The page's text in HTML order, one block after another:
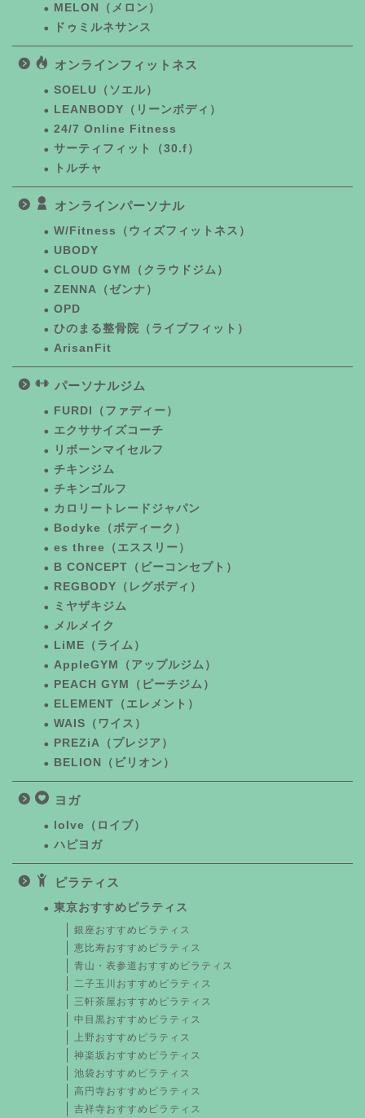
MELON（メロン）
ドゥミルネサンス
オンラインフィットネス
SOELU（ソエル）
LEANBODY（リーンボディ）
24/7 Online Fitness
サーティフィット（30.f）
トルチャ
オンラインパーソナル
W/Fitness（ウィズフィットネス）
UBODY
CLOUD GYM（クラウドジム）
ZENNA（ゼンナ）
OPD
ひのまる整骨院（ライブフィット）
ArisanFit
パーソナルジム
FURDI（ファディー）
エクササイズコーチ
リボーンマイセルフ
チキンジム
チキンゴルフ
カロリートレードジャパン
Bodyke（ボディーク）
es three（エススリー）
B CONCEPT（ビーコンセプト）
REGBODY（レグボディ）
ミヤザキジム
メルメイク
LiME（ライム）
AppleGYM（アップルジム）
PEACH GYM（ピーチジム）
ELEMENT（エレメント）
WAIS（ワイス）
PREZiA（プレジア）
BELION（ビリオン）
ヨガ
loIve（ロイブ）
ハピヨガ
ピラティス
東京おすすめピラティス
銀座おすすめピラティス
恵比寿おすすめピラティス
青山・表参道おすすめピラティス
二子玉川おすすめピラティス
三軒茶屋おすすめピラティス
中目黒おすすめピラティス
上野おすすめピラティス
神楽坂おすすめピラティス
池袋おすすめピラティス
高円寺おすすめピラティス
吉祥寺おすすめピラティス